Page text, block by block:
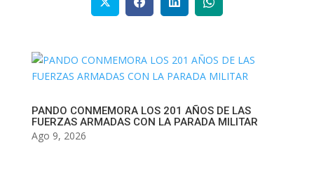
PANDO CONMEMORA LOS 201 AÑOS DE LAS
FUERZAS ARMADAS CON LA PARADA MILITAR
Ago 9, 2026